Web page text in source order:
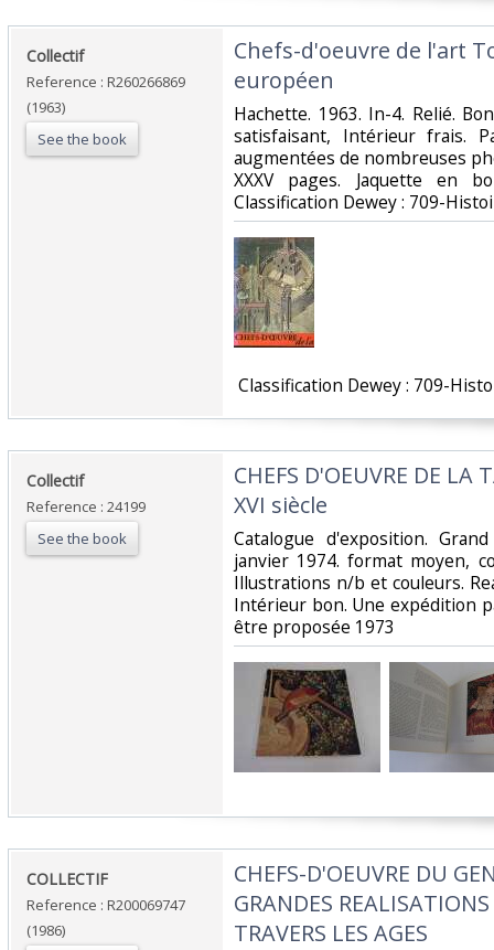
‎Collectif‎
Reference : R260266869
(1963)
See the book
‎Chefs-d'oeuvre de l'art
européen‎
‎Hachette. 1963. In-4. Relié.
satisfaisant, Intérieur frais.
augmentées de nombreuses
XXXV pages. Jaquette en
Classification Dewey : 709-
Classification Dewey : 709-
‎Collectif‎
Reference : 24199
See the book
‎CHEFS D'OEUVRE DE LA
XVI siècle‎
‎Catalogue d'exposition.
janvier 1974. format moyen,
Illustrations n/b et couleurs.
Intérieur bon. Une expédition
être proposée 1973 ‎
‎COLLECTIF‎
Reference : R200069747
(1986)
‎CHEFS-D'OEUVRE DU
GRANDES
TRAVERS LES AGES‎